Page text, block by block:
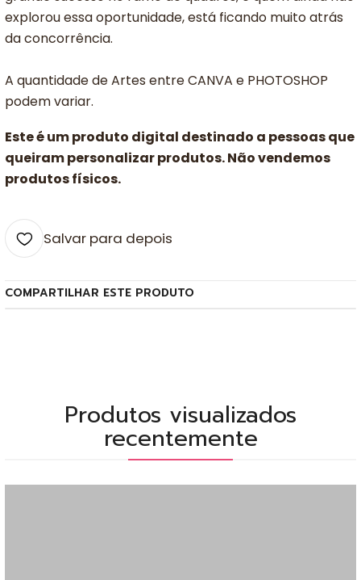
explorou essa oportunidade, está ficando muito atrás
da concorrência.
A quantidade de Artes entre CANVA e PHOTOSHOP
podem variar.
Este é um produto digital destinado a pessoas que
queiram personalizar produtos. Não vendemos
produtos físicos.
Salvar para depois
COMPARTILHAR ESTE PRODUTO
Produtos visualizados
recentemente